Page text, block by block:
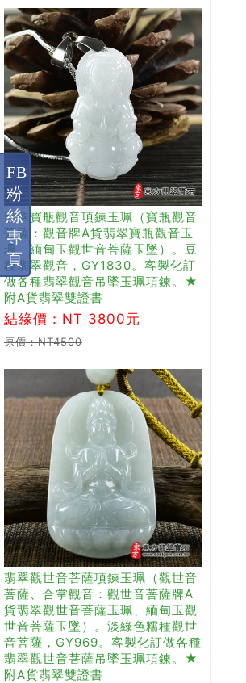
翡翠寶瓶觀音項鍊玉珮（寶瓶觀音
菩薩：觀音牌A貨翡翠寶瓶觀音玉
珮、緬甸玉觀世音菩薩玉墜）。豆
種翡翠觀音，GY1830。客製化訂
做各種翡翠觀音吊墜玉珮項鍊。★
附A貨翡翠雙證書
結緣價：NT 3800元
原價：NT4500
翡翠觀世音菩薩項鍊玉珮（觀世音
菩薩、合掌觀音：觀世音菩薩牌A
貨翡翠觀世音菩薩玉珮、緬甸玉觀
世音菩薩玉墜）。淡綠色糯種觀世
音菩薩，GY969。客製化訂做各種
翡翠觀世音菩薩吊墜玉珮項鍊。★
附A貨翡翠雙證書
FB
粉
絲
專
頁